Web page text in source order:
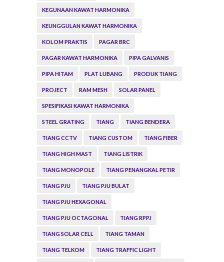
KEGUNAAN KAWAT HARMONIKA
KEUNGGULAN KAWAT HARMONIKA
KOLOM PRAKTIS PAGAR BRC
PAGAR KAWAT HARMONIKA PIPA GALVANIS
PIPA HITAM PLAT LUBANG PRODUK TIANG
PROJECT RAM MESH SOLAR PANEL
SPESIFIKASI KAWAT HARMONIKA
STEEL GRATING TIANG TIANG BENDERA
TIANG CCTV TIANG CUSTOM TIANG FIBER
TIANG HIGH MAST TIANG LISTRIK
TIANG MONOPOLE TIANG PENANGKAL PETIR
TIANG PJU TIANG PJU BULAT
TIANG PJU HEXAGONAL
TIANG PJU OCTAGONAL TIANG RPPJ
TIANG SOLAR CELL TIANG TAMAN
TIANG TELKOM TIANG TRAFFIC LIGHT